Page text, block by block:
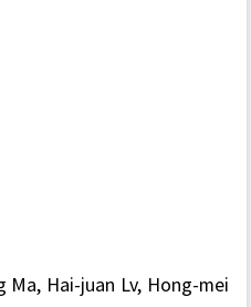
Ma, Hai-juan Lv, Hong-mei